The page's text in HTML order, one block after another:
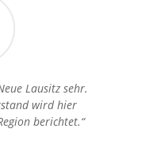
Lausitz sehr.
wird hier
berichtet.“